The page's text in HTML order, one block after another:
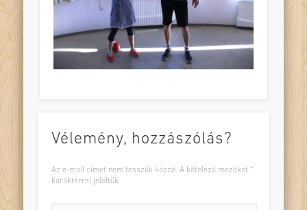
Vélemény, hozzászólás?
Az e-mail címet nem tesszük közzé. A kötelező mezőket *
karakterrel jelöltük